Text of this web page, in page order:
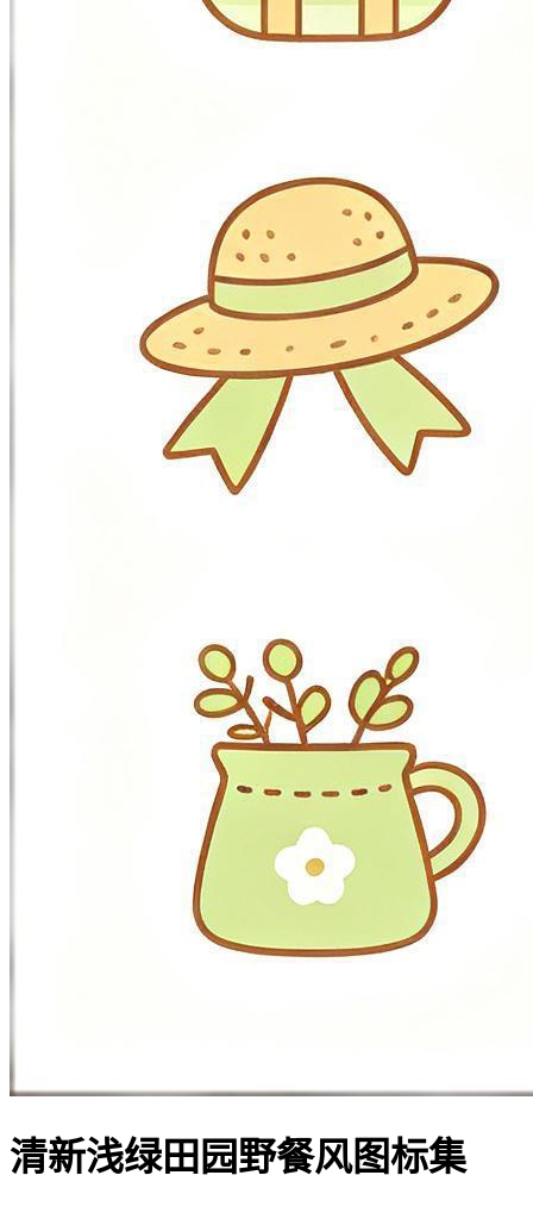
清新浅绿田园野餐风图标集